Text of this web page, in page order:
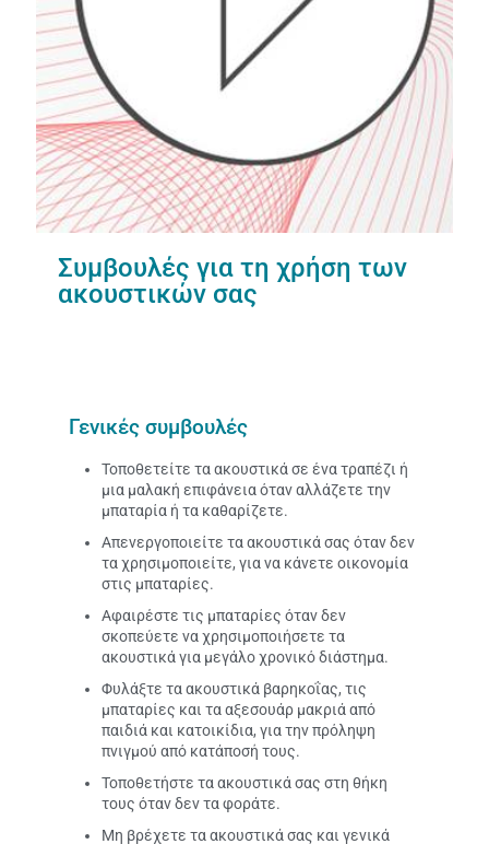
Συμβουλές για τη χρήση των
ακουστικών σας
Γενικές συμβουλές
Τοποθετείτε τα ακουστικά σε ένα τραπέζι ή
μια μαλακή επιφάνεια όταν αλλάζετε την
μπαταρία ή τα καθαρίζετε.
Απενεργοποιείτε τα ακουστικά σας όταν δεν
τα χρησιμοποιείτε, για να κάνετε οικονομία
στις μπαταρίες.
Αφαιρέστε τις μπαταρίες όταν δεν
σκοπεύετε να χρησιμοποιήσετε τα
ακουστικά για μεγάλο χρονικό διάστημα.
Φυλάξτε τα ακουστικά βαρηκοΐας, τις
μπαταρίες και τα αξεσουάρ μακριά από
παιδιά και κατοικίδια, για την πρόληψη
πνιγμού από κατάποσή τους.
Τοποθετήστε τα ακουστικά σας στη θήκη
τους όταν δεν τα φοράτε.
Μη βρέχετε τα ακουστικά σας και γενικά